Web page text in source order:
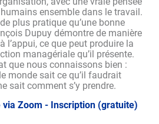
ensemble dans le travail.
plus pratique qu’une bonne
Dupuy démontre de manière
l’appui, ce que peut produire la
managériale qu’il présente.
que nous connaissons bien :
monde sait ce qu’il faudrait
sait comment s’y prendre.
via Zoom - Inscription (gratuite)